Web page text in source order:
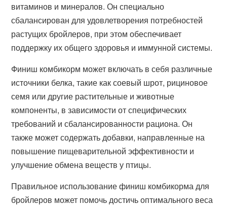
витаминов и минералов. Он специально
сбалансирован для удовлетворения потребностей
растущих бройлеров, при этом обеспечивает
поддержку их общего здоровья и иммунной системы.
Финиш комбикорм может включать в себя различные
источники белка, такие как соевый шрот, рициновое
семя или другие растительные и животные
компоненты, в зависимости от специфических
требований и сбалансированности рациона. Он
также может содержать добавки, направленные на
повышение пищеварительной эффективности и
улучшение обмена веществ у птицы.
Правильное использование финиш комбикорма для
бройлеров может помочь достичь оптимального веса